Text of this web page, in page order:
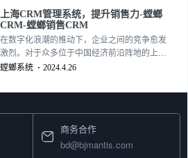
Relationship Management，客户关系管理）
系统，以提升服务质量和客户满意度。本文将
围绕教育行业CRM客户管理系统的核心内容展
开讨论。157-2735-5390
上海CRM管理系统，提升销售力-螳螂
CRM-螳螂销售CRM
在数字化浪潮的推动下，企业之间的竞争愈发
激烈。对于众多位于中国经济前沿阵地的上海
企业而言，如何有效地管理客户关系、提升销
时，一个高效能的CRM（Customer
显得尤为重要。今天，我们就来探讨上海的企
业在采用CRM销售管理系统后，是如何实现销
售管理的优化和业绩的提升。157-2735-5390
螳螂系统 2024.4.26
商务合作
bd@bjmantis.com